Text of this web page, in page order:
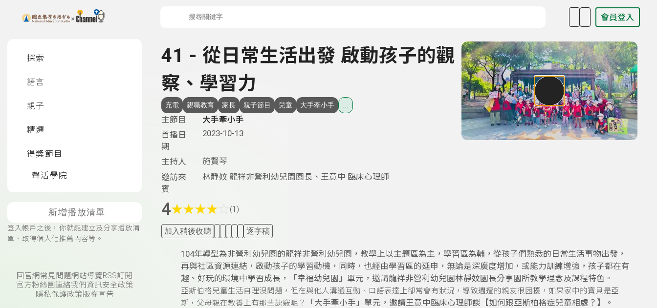
上方功能區塊 會員登入
探索
語言
親子
精選
得獎節目
聲活學院
新增播放清單
登入帳戶之後，你就能建立及分享播放清
單、取得個人化推薦內容等。
回官網常見問題網站導覽RSS訂閱
官方粉絲團連絡我們 資訊安全政策
隱私保護政策版權宣告
41 - 從日常生活出發 啟動孩子的觀
察、學習力
充電 親職教育 家長 親子節目 兒童 大手牽小手
主節目
大手牽小手
首播日
期
2023-10-13
主持人
施賢琴
邀訪來
賓
林靜妏 龍祥非營利幼兒園園長、王意中 臨床心理師
4★★★★ (1)
加入稍後收聽 逐字稿
­104年轉型為非營利幼兒園的龍祥非營利幼兒園，教學上以主題區為主，學習區為輔，從孩子們熟悉的日常生活事物出發，
再與社區資源連結，啟動孩子的學習動機，同時，也經由學習區的延申，無論是深廣度增加，或能力訓練增強，孩子都在有
趣、好玩的環境中學習成長，「幸福幼兒園」單元，邀請龍祥非營利幼兒園林靜妏園長分享園所教學理念及課程特色。
亞斯伯格兒童生活自理沒問題，但在與他人溝通互動 、口語表達上卻常會有狀況，導致週遭的親友很困擾，如果家中的寶貝是亞
斯，父母親在教養上有那些訣竅呢？
「大手牽小手」單元，邀請王意中臨床心理師談【如何跟亞斯柏格症兒童相處？】。